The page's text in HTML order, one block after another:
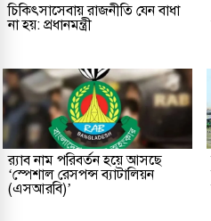
চিকিৎসাসেবায় রাজনীতি যেন বাধা
না হয়: প্রধানমন্ত্রী
র‌্যাব নাম পরিবর্তন হয়ে আসছে
‘স্পেশাল রেসপন্স ব্যাটালিয়ন
(এসআরবি)’